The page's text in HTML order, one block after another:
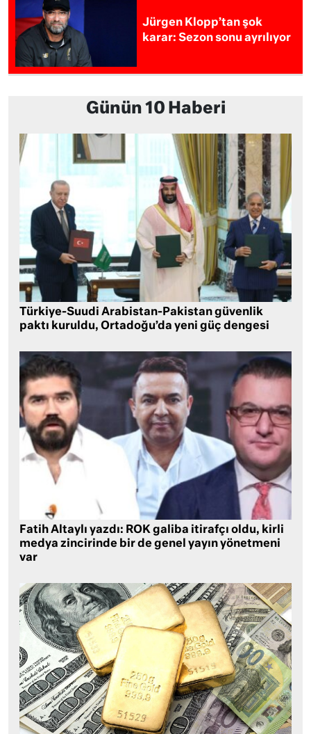
Jürgen Klopp’tan şok
karar: Sezon sonu ayrılıyor
Günün 10 Haberi
Türkiye-Suudi Arabistan-Pakistan güvenlik
paktı kuruldu, Ortadoğu’da yeni güç dengesi
Fatih Altaylı yazdı: ROK galiba itirafçı oldu, kirli
medya zincirinde bir de genel yayın yönetmeni
var